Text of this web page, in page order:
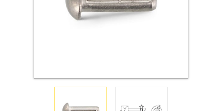
Крюки, кольца с метрической резьбой
Оснастка и аксессуары для яхт